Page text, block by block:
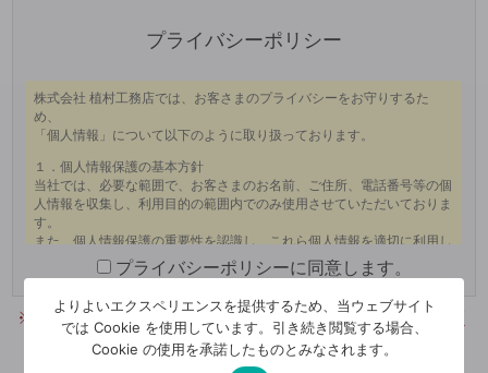
プライバシーポリシー
プライバシーポリシーに同意します。
※確認画面はございません。今一度、入力内容をご確認く
ださい。
よりよいエクスペリエンスを提供するため、当ウェブサイト
では Cookie を使用しています。引き続き閲覧する場合、
Cookie の使用を承諾したものとみなされます。